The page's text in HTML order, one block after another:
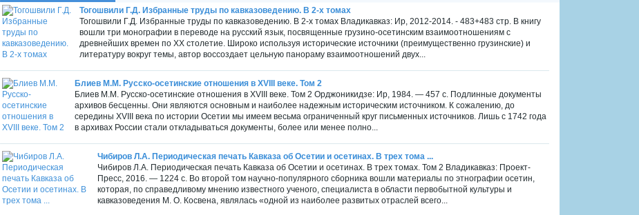
Тогошвили Г.Д. Избранные труды по кавказоведению. В 2-х томах
Тогошвили Г.Д. Избранные труды по кавказоведению. В 2-х томах Владикавказ: Ир, 2012-2014. - 483+483 стр. В книгу
вошли три монографии в переводе на русский язык, посвященные грузино-осетинским взаимоотношениям с
древнейших времен по XX столетие. Широко используя исторические источники (преимущественно грузинские) и
литературу вокруг темы, автор воссоздает цельную панораму взаимоотношений двух...
Блиев М.М. Русско-осетинские отношения в XVIII веке. Том 2
Блиев М.М. Русско-осетинские отношения в XVIII веке. Том 2 Орджоникидзе: Ир, 1984. — 457 с. Подлинные документы
архивов бесценны. Они являются основным и наиболее надежным историческим источником. К сожалению, до
середины XVIII века по истории Осетии мы имеем весьма ограниченный круг письменных источников. Лишь с 1742 года
в архивах России стали откладываться документы, более или менее полно...
Чибиров Л.А. Периодическая печать Кавказа об Осетии и осетинах. В трех тома ...
Чибиров Л.А. Периодическая печать Кавказа об Осетии и осетинах. В трех томах. Том 2 Владикавказ: Проект-
Пресс, 2016. — 1224 с. Во второй том научно-популярного сборника вошли материалы по этнографии осетин,
которая, по справедливому мнению известного ученого, специалиста в области первобытной культуры и
кавказоведения М. О. Косвена, являлась «одной из наиболее развитых отраслей всего...